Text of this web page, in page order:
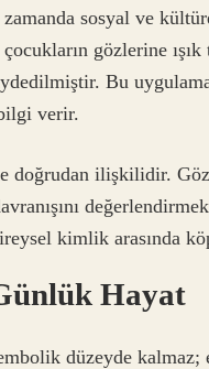
sosyal ve
gözlerine
Bu
verir.
doğrudan ilişkilidir.
kimlik arasında
Hayat
düzeyde kalmaz;